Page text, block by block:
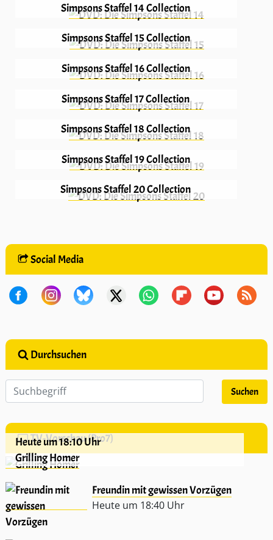
Simpsons Staffel 14 Collection
Simpsons Staffel 15 Collection
Simpsons Staffel 16 Collection
Simpsons Staffel 17 Collection
Simpsons Staffel 18 Collection
Simpsons Staffel 19 Collection
Simpsons Staffel 20 Collection
Social Media
Durchsuchen
TV-Vorschau (Pro7)
Heute um 18:10 Uhr
Grilling Homer
Freundin mit gewissen Vorzügen
Heute um 18:40 Uhr